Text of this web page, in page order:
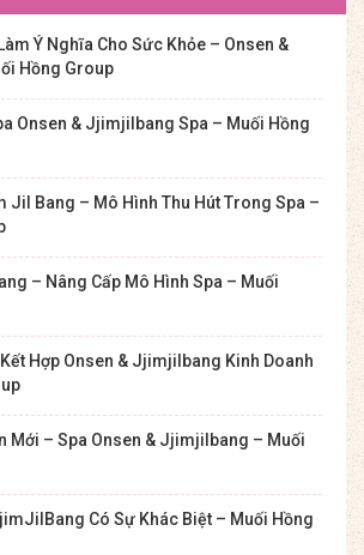
Ý Nghĩa Cho Sức Khỏe – Onsen &
Hồng Group
Onsen & Jjimjilbang Spa – Muối Hồng
Jil Bang – Mô Hình Thu Hút Trong Spa –
– Nâng Cấp Mô Hình Spa – Muối
Hợp Onsen & Jjimjilbang Kinh Doanh
Mới – Spa Onsen & Jjimjilbang – Muối
Có Sự Khác Biệt – Muối Hồng